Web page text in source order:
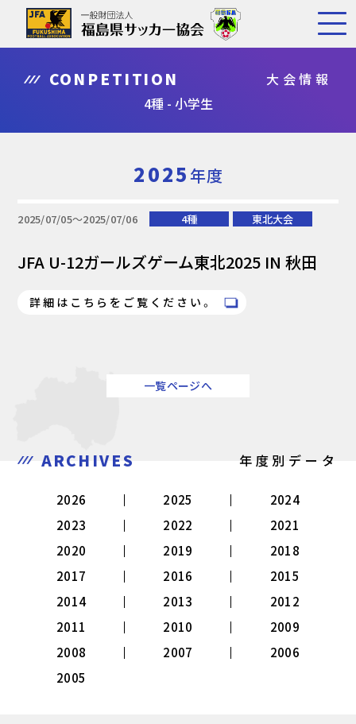
CONPETITION
大会情報
4種 - 小学生
2025年度
2025/07/05〜2025/07/06 4種 東北大会
JFA U-12ガールズゲーム東北2025 IN 秋田
詳細はこちらをご覧ください。
一覧ページへ
ARCHIVES 年度別データ
2026 2025
2024
2023
2022
2021
2020
2019
2018
2017
2016
2015
2014
2013
2012
2011
2010
2009
2008
2007
2006
2005